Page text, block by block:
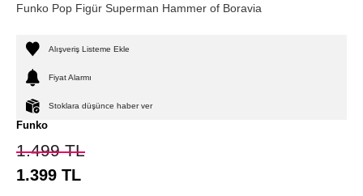
Funko Pop Figür Superman Hammer of Boravia
Alışveriş Listeme Ekle
Fiyat Alarmı
Stoklara düşünce haber ver
Funko
1.499TL
1.399 TL